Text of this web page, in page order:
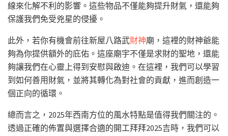
線來化解不利的影響。這些物品不僅能夠提升財氣，還能夠
保護我們免受兇星的侵擾。
此外，若你有機會前往新屋八路武財神廟，這裡的財神爺能
夠為你提供額外的庇佑。這座廟宇不僅是求財的聖地，還能
夠讓我們在心靈上得到安慰與啟迪。在這裡，我們可以學習
到如何善用財氣，並將其轉化為對社會的貢獻，進而創造一
個正向的循環。
總而言之，2025年西南方位的風水特點是值得我們關注的。
透過正確的佈置與選擇合適的開工拜拜2025吉時，我們可以